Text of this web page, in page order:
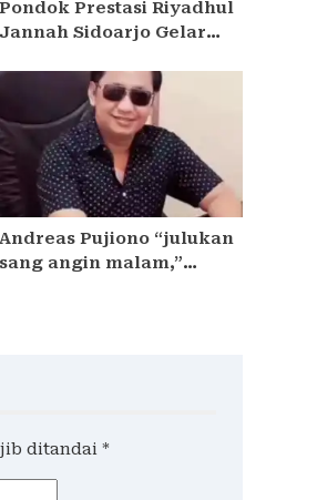
Pondok Prestasi Riyadhul
Jannah Sidoarjo Gelar
Pembinaan Karakter
Santriwati Yatim Dhuafa
Andreas Pujiono “julukan
sang angin malam,”
ditandai *